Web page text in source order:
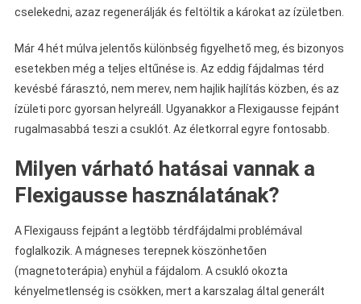
cselekedni, azaz regenerálják és feltöltik a károkat az ízületben.
Már 4 hét múlva jelentős különbség figyelhető meg, és bizonyos
esetekben még a teljes eltűnése is. Az eddig fájdalmas térd
kevésbé fárasztó, nem merev, nem hajlik hajlítás közben, és az
ízületi porc gyorsan helyreáll. Ugyanakkor a Flexigausse fejpánt
rugalmasabbá teszi a csuklót. Az életkorral egyre fontosabb.
Milyen várható hatásai vannak a
Flexigausse használatának?
A Flexigauss fejpánt a legtöbb térdfájdalmi problémával
foglalkozik. A mágneses terepnek köszönhetően
(magnetoterápia) enyhül a fájdalom. A csukló okozta
kényelmetlenség is csökken, mert a karszalag által generált